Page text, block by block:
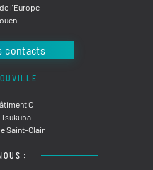
l'Europe
contacts
C
Saint-Clair
: